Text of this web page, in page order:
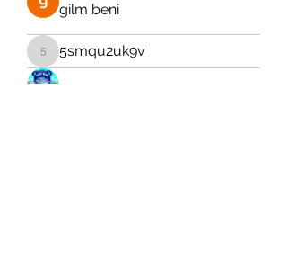
gilm beni
5smqu2uk9v
5smqu2uk9v